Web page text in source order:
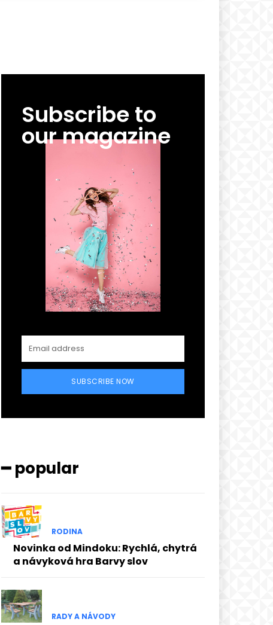
Subscribe to
our magazine
SUBSCRIBE NOW
━ popular
RODINA
Novinka od Mindoku: Rychlá, chytrá
a návyková hra Barvy slov
RADY A NÁVODY